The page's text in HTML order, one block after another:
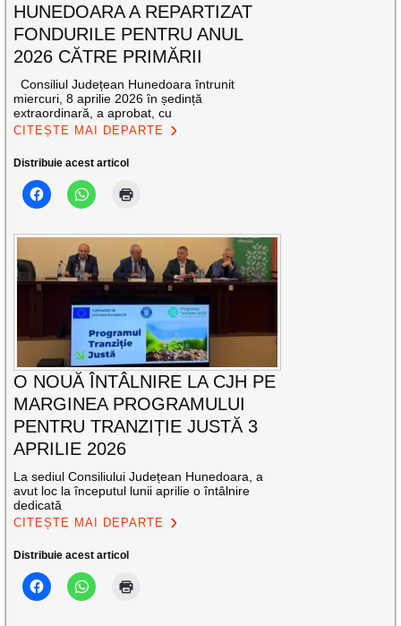
HUNEDOARA A REPARTIZAT
FONDURILE PENTRU ANUL
2026 CĂTRE PRIMĂRII
Consiliul Județean Hunedoara întrunit
miercuri, 8 aprilie 2026 în ședință
extraordinară, a aprobat, cu
CITEȘTE MAI DEPARTE
Distribuie acest articol
O NOUĂ ÎNTÂLNIRE LA CJH PE
MARGINEA PROGRAMULUI
PENTRU TRANZIȚIE JUSTĂ 3
APRILIE 2026
La sediul Consiliului Județean Hunedoara, a
avut loc la începutul lunii aprilie o întâlnire
dedicată
CITEȘTE MAI DEPARTE
Distribuie acest articol